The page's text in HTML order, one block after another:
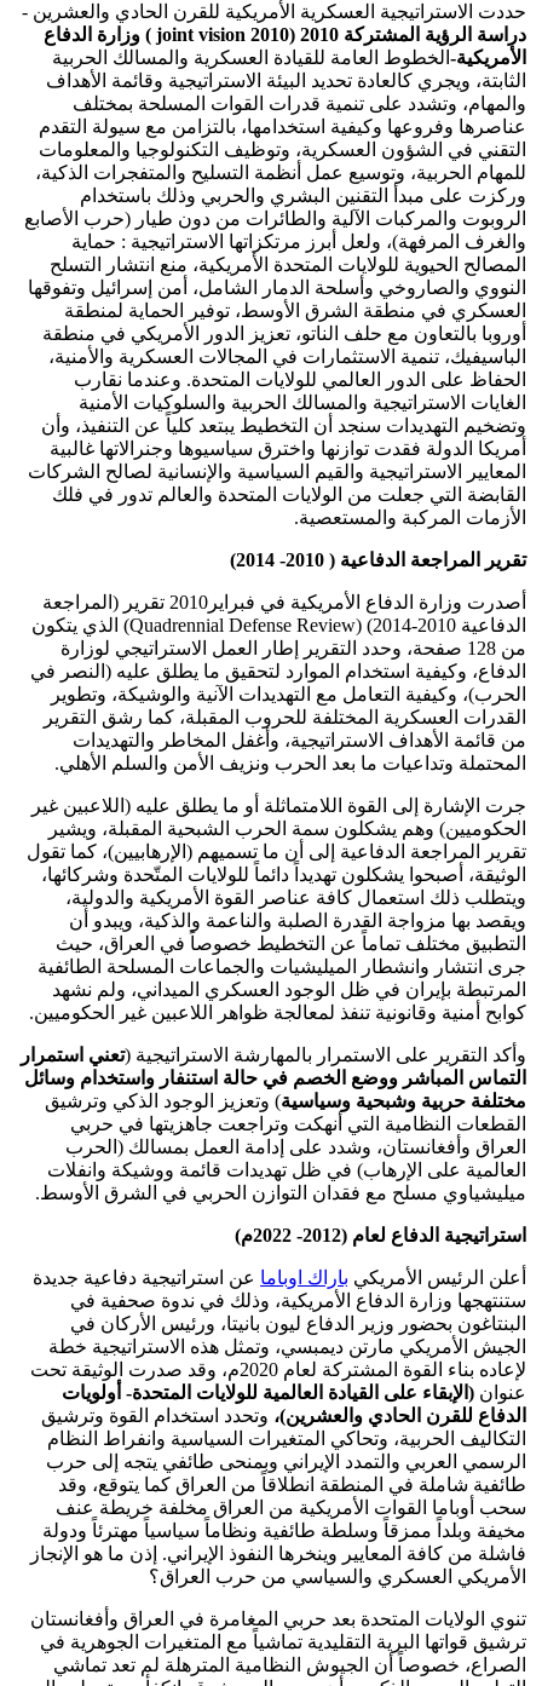
حددت الاستراتيجية العسكرية الأمريكية للقرن الحادي والعشرين -
دراسة الرؤية المشتركة 2010 (
joint vision 2010 ) وزارة الدفاع
الأمريكية- الخطوط العامة للقيادة العسكرية والمسالك الحربية
الثابتة، ويجري كالعادة تحديد البيئة الاستراتيجية وقائمة الأهداف
والمهام، وتشدد على تنمية قدرات القوات المسلحة بمختلف
عناصرها وفروعها وكيفية استخدامها، بالتزامن مع سيولة التقدم
التقني في الشؤون العسكرية، وتوظيف التكنولوجيا والمعلومات
للمهام الحربية، وتوسيع عمل أنظمة التسليح والمتفجرات الذكية،
وركزت على مبدأ التقنين البشري والحربي وذلك باستخدام
الروبوت والمركبات الآلية والطائرات من دون طيار (حرب الأصابع
والغرف المرفهة)، ولعل أبرز مرتكزاتها الاستراتيجية : حماية
المصالح الحيوية للولايات المتحدة الأمريكية، منع انتشار التسلح
النووي والصاروخي وأسلحة الدمار الشامل، أمن إسرائيل وتفوقها
العسكري في منطقة الشرق الأوسط، توفير الحماية لمنطقة
أوروبا بالتعاون مع حلف الناتو، تعزيز الدور الأمريكي في منطقة
الباسيفيك، تنمية الاستثمارات في المجالات العسكرية والأمنية،
الحفاظ على الدور العالمي للولايات المتحدة. وعندما نقارب
الغايات الاستراتيجية والمسالك الحربية والسلوكيات الأمنية
وتضخيم التهديدات سنجد أن التخطيط يبتعد كلياً عن التنفيذ، وأن
أمريكا الدولة فقدت توازنها واخترق سياسيوها وجنرالاتها غالبية
المعايير الاستراتيجية والقيم السياسية والإنسانية لصالح الشركات
القابضة التي جعلت من الولايات المتحدة والعالم تدور في فلك
الأزمات المركبة والمستعصية.
تقرير المراجعة الدفاعية ( 2010- 2014)
أصدرت وزارة الدفاع الأمريكية في فبراير2010 تقرير (المراجعة
الدفاعية 2010-2014) (Quadrennial Defense Review) الذي يتكون
من 128 صفحة، وحدد التقرير إطار العمل الاستراتيجي لوزارة
الدفاع، وكيفية استخدام الموارد لتحقيق ما يطلق عليه (النصر في
الحرب)، وكيفية التعامل مع التهديدات الآنية والوشيكة، وتطوير
القدرات العسكرية المختلفة للحروب المقبلة، كما رشق التقرير
من قائمة الأهداف الاستراتيجية، وأغفل المخاطر والتهديدات
المحتملة وتداعيات ما بعد الحرب ونزيف الأمن والسلم الأهلي.
جرت الإشارة إلى القوة اللامتماثلة أو ما يطلق عليه (اللاعبين غير
الحكوميين) وهم يشكلون سمة الحرب الشبحية المقبلة، ويشير
تقرير المراجعة الدفاعية إلى أن ما تسميهم (الإرهابيين)، كما تقول
الوثيقة، أصبحوا يشكلون تهديداً دائماً للولايات المتّحدة وشركائها،
ويتطلب ذلك استعمال كافة عناصر القوة الأمريكية والدولية،
ويقصد بها مزواجة القدرة الصلبة والناعمة والذكية، ويبدو أن
التطبيق مختلف تماماً عن التخطيط خصوصاً في العراق، حيث
جرى انتشار وانشطار الميليشيات والجماعات المسلحة الطائفية
المرتبطة بإيران في ظل الوجود العسكري الميداني، ولم نشهد
كوابح أمنية وقانونية تنفذ لمعالجة ظواهر اللاعبين غير الحكوميين.
وأكد التقرير على الاستمرار بالمهارشة الاستراتيجية (تعني استمرار
التماس المباشر ووضع الخصم في حالة استنفار واستخدام وسائل
مختلفة حربية وشبحية وسياسية) وتعزيز الوجود الذكي وترشيق
القطعات النظامية التي أنهكت وتراجعت جاهزيتها في حربي
العراق وأفغانستان، وشدد على إدامة العمل بمسالك (الحرب
العالمية على الإرهاب) في ظل تهديدات قائمة ووشيكة وانفلات
ميليشياوي مسلح مع فقدان التوازن الحربي في الشرق الأوسط.
استراتيجية الدفاع لعام (2012- 2022م)
أعلن الرئيس الأمريكي باراك اوباما عن استراتيجية دفاعية جديدة
ستنتهجها وزارة الدفاع الأمريكية، وذلك في ندوة صحفية في
البنتاغون بحضور وزير الدفاع ليون بانيتا، ورئيس الأركان في
الجيش الأمريكي مارتن ديمبسي، وتمثل هذه الاستراتيجية خطة
لإعاده بناء القوة المشتركة لعام 2020م، وقد صدرت الوثيقة تحت
عنوان (الإبقاء على القيادة العالمية للولايات المتحدة- أولويات
الدفاع للقرن الحادي والعشرين)، وتحدد استخدام القوة وترشيق
التكاليف الحربية، وتحاكي المتغيرات السياسية وانفراط النظام
الرسمي العربي والتمدد الإيراني وبمنحى طائفي يتجه إلى حرب
طائفية شاملة في المنطقة انطلاقاً من العراق كما يتوقع، وقد
سحب أوباما القوات الأمريكية من العراق مخلفة خريطة عنف
مخيفة وبلداً ممزقاً وسلطة طائفية ونظاماً سياسياً مهترئاً ودولة
فاشلة من كافة المعايير وينخرها النفوذ الإيراني. إذن ما هو الإنجاز
الأمريكي العسكري والسياسي من حرب العراق؟
تنوي الولايات المتحدة بعد حربي المغامرة في العراق وأفغانستان
ترشيق قواتها البرية التقليدية تماشياً مع المتغيرات الجوهرية في
الصراع، خصوصاً أن الجيوش النظامية المترهلة لم تعد تماشي